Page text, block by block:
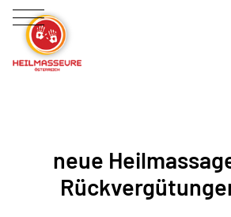
neue